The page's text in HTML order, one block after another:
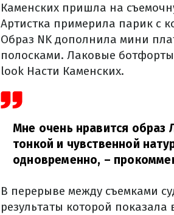
Каменских пришла на
Артистка примерила парик с
Образ NK дополнила мини
полосками. Лаковые
look Насти Каменских.
Мне очень нравится образ
тонкой и чувственной
одновременно, –
В перерыве между съемками
результаты которой показала